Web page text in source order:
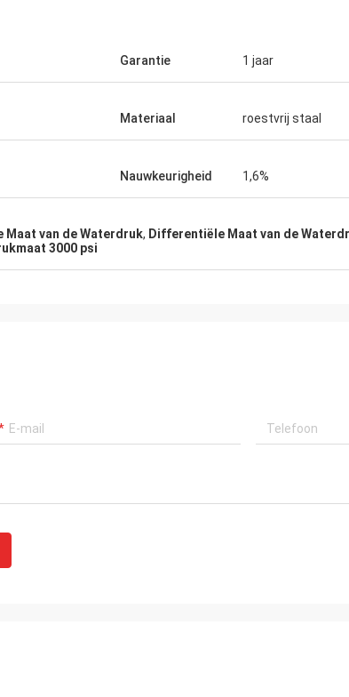
Garantie 1 jaar
Materiaal roestvrij staal
Nauwkeurigheid 1,6%
Maat van de Waterdruk, Differentiële Maat van de
3000 psi